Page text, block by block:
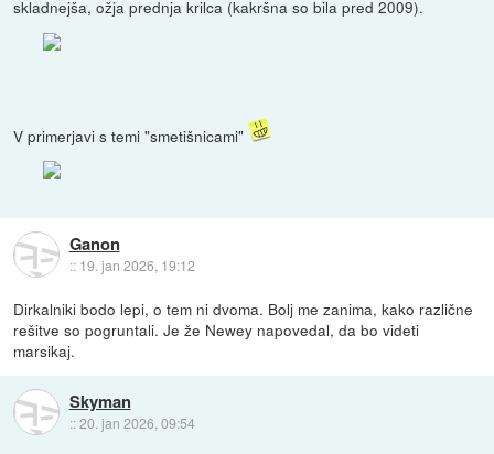
skladnejša, ožja prednja krilca (kakršna so bila pred 2009).
V primerjavi s temi "smetišnicami"
Ganon
:: 19. jan 2026, 19:12
Dirkalniki bodo lepi, o tem ni dvoma. Bolj me zanima, kako različne
rešitve so pogruntali. Je že Newey napovedal, da bo videti
marsikaj.
Skyman
::20. jan 2026, 09:54